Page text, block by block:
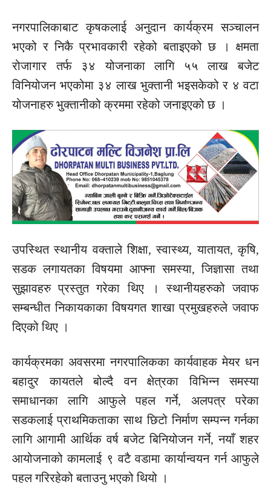
नगरपालिकाबाट कृषकलाई अनुदान कार्यक्रम सञ्चालन
भएको र निकै प्रभावकारी रहेको बताइएको छ । क्षमता
रोजागार तर्फ ३४ योजनाका लागि ५५ लाख बजेट
विनियोजन भएकोमा ३४ लाख भुक्तानी भइसकेको र ४ वटा
योजनाहरु भुक्तानीको क्रममा रहेको जनाइएको छ ।
उपस्थित स्थानीय वक्ताले शिक्षा, स्वास्थ्य, यातायत, कृषि,
सडक लगायतका विषयमा आफ्ना समस्या, जिज्ञासा तथा
सुझावहरु प्रस्तुत गरेका थिए । स्थानीयहरुको जवाफ
सम्बन्धीत निकायकाका विषयगत शाखा प्रमुखहरुले जवाफ
दिएको थिए ।
कार्यक्रमका अवसरमा नगरपालिकका कार्यवाहक मेयर धन
बहादुर कायतले बोल्दै वन क्षेत्रका विभिन्न समस्या
समाधानका लागि आफुले पहल गर्ने, अलपत्र परेका
सडकलाई प्राथमिकताका साथ छिटो निर्माण सम्पन्न गर्नका
लागि आगामी आर्थिक वर्ष बजेट बिनियोजन गर्ने, नयाँ शहर
आयोजनाको कामलाई ९ वटै वडामा कार्यान्वयन गर्न आफुले
पहल गरिरहेको बताउनु भएको थियो ।